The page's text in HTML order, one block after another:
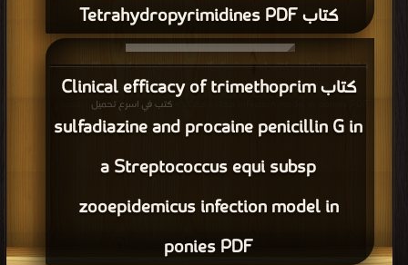
كتاب Tetrahydropyrimidines PDF
كتاب Clinical efficacy of trimethoprim
sulfadiazine and procaine penicillin G in
a Streptococcus equi subsp
zooepidemicus infection model in
ponies PDF
قراءة و تحميل كتاب كتاب Clinical efficacy of trimethoprim sulfadiazine and
procaine penicillin G in a Streptococcus equi subsp zooepidemicus
كتب في اسرع تحميل
مرة/مرات